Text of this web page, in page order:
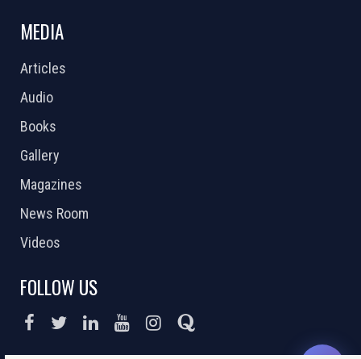
MEDIA
Articles
Audio
Books
Gallery
Magazines
News Room
Videos
FOLLOW US